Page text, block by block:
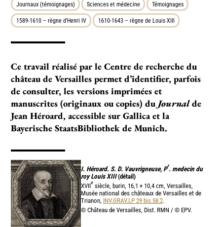
Journaux (témoignages) Sciences et médecine Témoignages
1589-1610 – règne d’Henri IV 1610-1643 – règne de Louis XIII
Ce travail réalisé par le Centre de recherche du
château de Versailles permet d’identifier, parfois
de consulter, les versions imprimées et
manuscrites (originaux ou copies) du Journalde
Jean Héroard, accessible sur Gallica et la
Bayerische StaatsBibliothek de Munich.
I. Héroard. S. D. Vauvrigneuse, Pr. medecin du
roy Louis XIII(détail)
XVIIesiècle, burin, 16,1 × 10,4 cm, Versailles,
Musée national des châteaux de Versailles et de
Trianon, INV.GRAV.LP 29 bis.58.2.
© Château de Versailles, Dist. RMN / © EPV.